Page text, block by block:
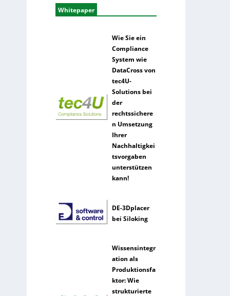
Whitepaper
Wie Sie ein
Compliance
System wie
DataCross von
tec4U-
Solutions bei
der
rechtssichere
n Umsetzung
Ihrer
Nachhaltigkei
tsvorgaben
unterstützen
kann!
DE-3Dplacer
bei Siloking
Wissensintegr
ation als
Produktionsfa
ktor: Wie
strukturierte